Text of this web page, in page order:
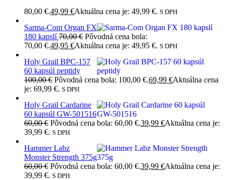
80,00 €.49,99 €Aktuálna cena je: 49,99 €. S DPH
Sarma-Com Organ FX
180 kapslí 70,00€ Pôvodná cena bola:
70,00 €.49,95 €Aktuálna cena je: 49,95 €. S DPH
Holy Grail BPC-157
60 kapsúl peptidy
100,00€ Pôvodná cena bola: 100,00 €.69,99 €Aktuálna cena
je: 69,99 €. S DPH
Holy Grail Cardarine
60 kapsúl GW-501516
60,00€ Pôvodná cena bola: 60,00 €.39,99 €Aktuálna cena je:
39,99 €. S DPH
Hammer Labz
Monster Strength 375g
60,00€ Pôvodná cena bola: 60,00 €.39,99 €Aktuálna cena je:
39,99 €. S DPH